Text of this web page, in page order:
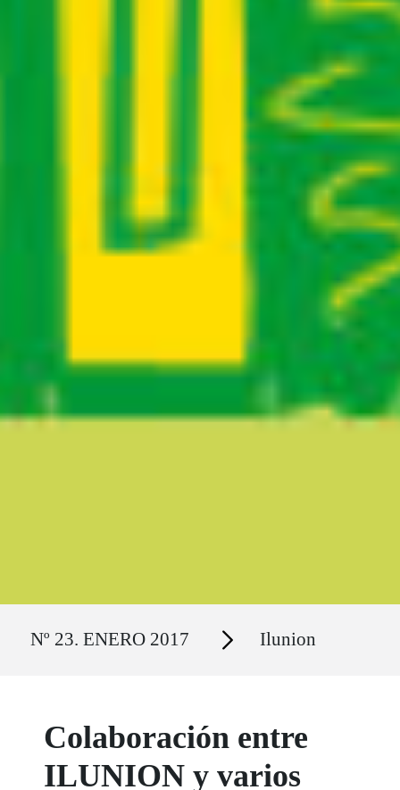
Nº 23. ENERO 2017 Secciones Ilunion
Colaboración entre
ILUNION y varios